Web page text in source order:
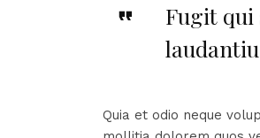
Fugit qui
Quia et odio neque